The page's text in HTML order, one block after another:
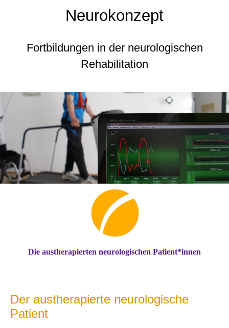
Neurokonzept
Fortbildungen in der neurologischen
Rehabilitation
Die austherapierten neurologischen Patient*innen
Der austherapierte neurologische
Patient